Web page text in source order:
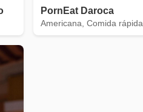
PornEat Daroca
Americana, Comida rápida